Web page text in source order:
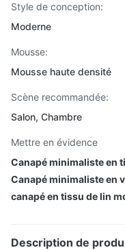
Style de conception:
Moderne
Mousse:
Mousse haute densité
Scène recommandée:
Salon, Chambre
Mettre en évidence
Canapé minimaliste en
Canapé minimaliste en
canapé en tissu de lin
Description de